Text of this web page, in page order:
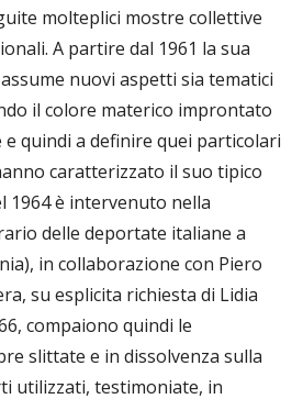
molteplici mostre collettive
A partire dal 1961 la sua
nuovi aspetti sia tematici
il colore materico improntato
quindi a definire quei particolari
caratterizzato il suo tipico
1964 è intervenuto nella
delle deportate italiane a
in collaborazione con Piero
su esplicita richiesta di Lidia
compaiono quindi le
slittate e in dissolvenza sulla
utilizzati, testimoniate, in